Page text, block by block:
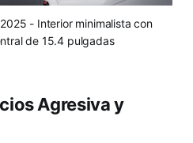
- Interior minimalista con
de 15.4 pulgadas
Agresiva y